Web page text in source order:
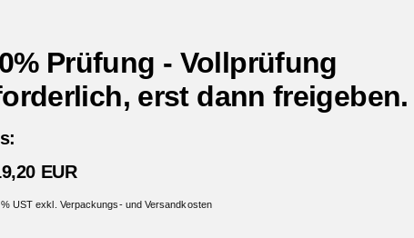
Prüfung - Vollprüfung
erst dann freigeben.
EUR
UST exkl. Verpackungs- und Versandkosten